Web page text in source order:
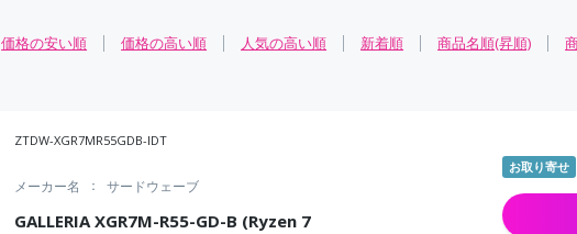
価格の安い順 価格の高い順 人気の高い順 新着順 商品名順(昇順)
ZTDW-XGR7MR55GDB-IDT
GALLERIA XGR7M-R55-GD-B (Ryzen 7
メーカー名 サードウェーブ
お取り寄せ